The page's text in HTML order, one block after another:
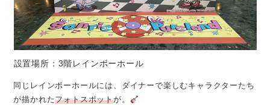
設置場所：3階レインボーホール
同じレインボーホールには、ダイナーで楽しむキャラクターたち
が描かれたフォトスポットが。